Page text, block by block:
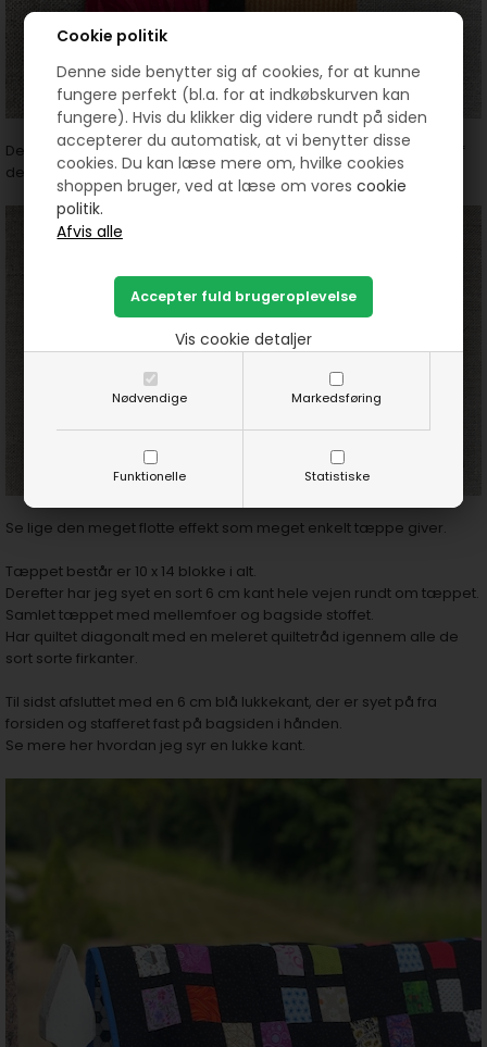
Cookie politik
Denne side benytter sig af cookies, for at kunne
fungere perfekt (bl.a. for at indkøbskurven kan
fungere). Hvis du klikker dig videre rundt på siden
accepterer du automatisk, at vi benytter disse
cookies. Du kan læse mere om, hvilke cookies
shoppen bruger, ved at læse om vorescookie
politik.
Nødvendige Markedsføring
Funktionelle Statistiske
Vis cookie detaljer
Det 1/2 af tæppet består af denne blok og ja den anden 1/2 del af
den sorte firkant.
Se lige den meget flotte effekt som meget enkelt tæppe giver.
Tæppet består er 10 x 14 blokke i alt.
Derefter har jeg syet en sort 6 cm kant hele vejen rundt om tæppet.
Samlet tæppet med mellemfoer og bagside stoffet.
Har quiltet diagonalt med en meleret quiltetråd igennem alle de
sort sorte firkanter.
Til sidst afsluttet med en 6 cm blå lukkekant, der er syet på fra
forsiden og stafferet fast på bagsiden i hånden.
Se mere her hvordan jeg syr en lukke kant.